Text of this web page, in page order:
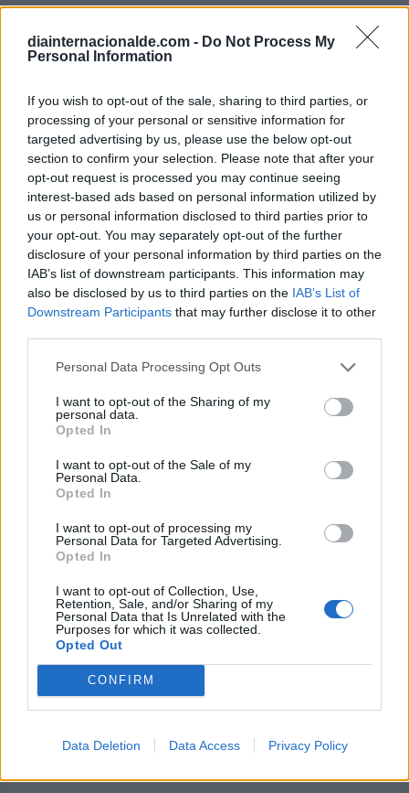
diainternacionalde.com - Do Not Process My
Personal Information
If you wish to opt-out of the sale, sharing to third parties, or
processing of your personal or sensitive information for
targeted advertising by us, please use the below opt-out
section to confirm your selection. Please note that after your
opt-out request is processed you may continue seeing
interest-based ads based on personal information utilized by
us or personal information disclosed to third parties prior to
your opt-out. You may separately opt-out of the further
disclosure of your personal information by third parties on the
IAB’s list of downstream participants. This information may
also be disclosed by us to third parties on the IAB’s List of
Downstream Participants that may further disclose it to other
Personal Data Processing Opt Outs
I want to opt-out of the Sharing of my
personal data.
Opted In
I want to opt-out of the Sale of my
Personal Data.
Opted In
I want to opt-out of processing my
Personal Data for Targeted Advertising.
Opted In
I want to opt-out of Collection, Use,
Retention, Sale, and/or Sharing of my
Personal Data that Is Unrelated with the
Purposes for which it was collected.
Opted Out
CONFIRM
Data Deletion Data Access Privacy Policy
Calendario Laboral por municipios
(España)
Calendario Laboral (España) 2026
Calendario Lunar
Calendario de Días Internacionales de
2027
Calculadoras
Calcula la diferencia entre fechas
Sumar o restar días o semanas a una
fecha
Calcular días hábiles
¿Cuántos días he vivido?
Calculadora de Calorías
Calculadora de índice de masa corporal
Todas las calculadoras
Únete al canal de WhatsApp
Entra en nuestro canal de Telegram
Días Más Buscados
8 de marzo -